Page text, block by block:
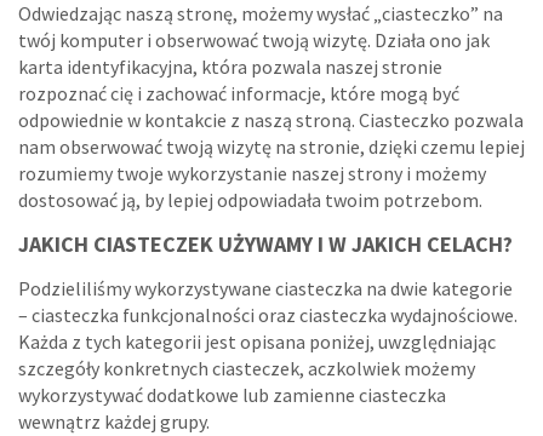
Odwiedzając naszą stronę, możemy wysłać „ciasteczko” na
twój komputer i obserwować twoją wizytę. Działa ono jak
karta identyfikacyjna, która pozwala naszej stronie
rozpoznać cię i zachować informacje, które mogą być
odpowiednie w kontakcie z naszą stroną. Ciasteczko pozwala
nam obserwować twoją wizytę na stronie, dzięki czemu lepiej
rozumiemy twoje wykorzystanie naszej strony i możemy
dostosować ją, by lepiej odpowiadała twoim potrzebom.
JAKICH CIASTECZEK UŻYWAMY I W JAKICH CELACH?
Podzieliliśmy wykorzystywane ciasteczka na dwie kategorie
– ciasteczka funkcjonalności oraz ciasteczka wydajnościowe.
Każda z tych kategorii jest opisana poniżej, uwzględniając
szczegóły konkretnych ciasteczek, aczkolwiek możemy
wykorzystywać dodatkowe lub zamienne ciasteczka
wewnątrz każdej grupy.